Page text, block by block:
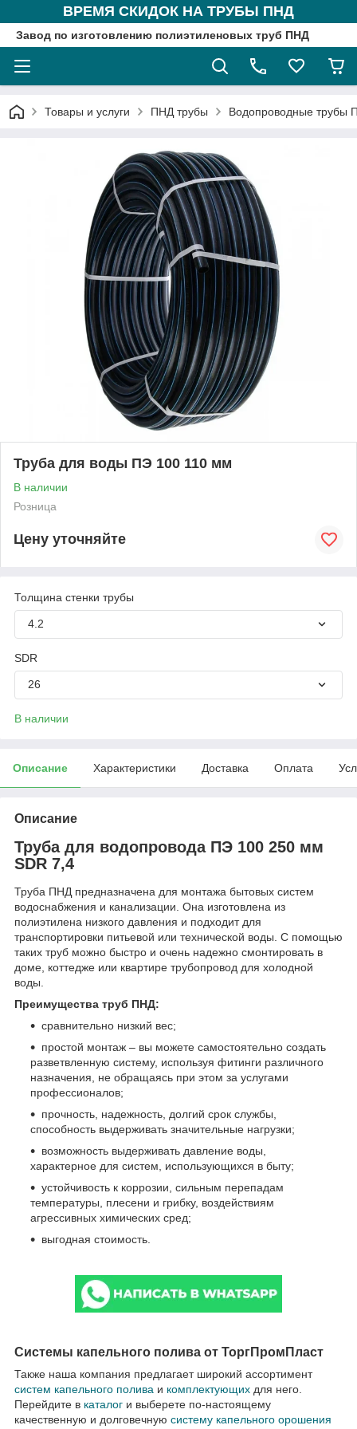
ВРЕМЯ СКИДОК НА ТРУБЫ ПНД
Завод по изготовлению полиэтиленовых труб ПНД
Товары и услуги ПНД трубы Водопроводные трубы
Труба для воды ПЭ 100 110 мм
В наличии
Розница
Цену уточняйте
Толщина стенки трубы
4.2
SDR
26
В наличии
Описание Характеристики Доставка Оплата
Описание
Труба для водопровода ПЭ 100 250 мм
SDR 7,4
Труба ПНД предназначена для монтажа бытовых систем
водоснабжения и канализации. Она изготовлена из
полиэтилена низкого давления и подходит для
транспортировки питьевой или технической воды. С помощью
таких труб можно быстро и очень надежно смонтировать в
доме, коттедже или квартире трубопровод для холодной
воды.
Преимущества труб ПНД:
сравнительно низкий вес;
простой монтаж – вы можете самостоятельно создать
разветвленную систему, используя фитинги различного
назначения, не обращаясь при этом за услугами
профессионалов;
прочность, надежность, долгий срок службы,
способность выдерживать значительные нагрузки;
возможность выдерживать давление воды,
характерное для систем, использующихся в быту;
устойчивость к коррозии, сильным перепадам
температуры, плесени и грибку, воздействиям
агрессивных химических сред;
выгодная стоимость.
Системы капельного полива от ТоргПромПласт
Также наша компания предлагает широкий ассортимент
систем капельного полива и комплектующих для него.
Перейдите в каталог и выберете по-настоящему
качественную и долговечную систему капельного орошения